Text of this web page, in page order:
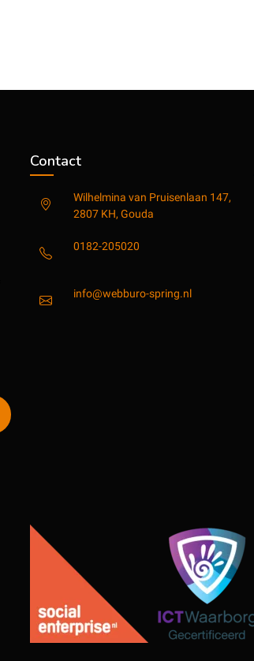
Contact
Wilhelmina van Pruisenlaan 147,
2807 KH, Gouda
0182-205020
info@webburo-spring.nl